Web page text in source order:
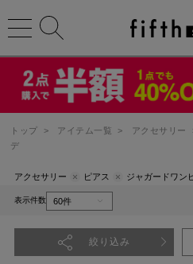
トップ > アイテム一覧 > アクセサリー
デ
アクセサリー ピアス ジャガードワン
表示件数
絞り込み